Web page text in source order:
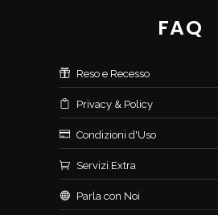
FAQ
Reso e Recesso
Privacy & Policy
Condizioni d'Uso
Servizi Extra
Parla con Noi